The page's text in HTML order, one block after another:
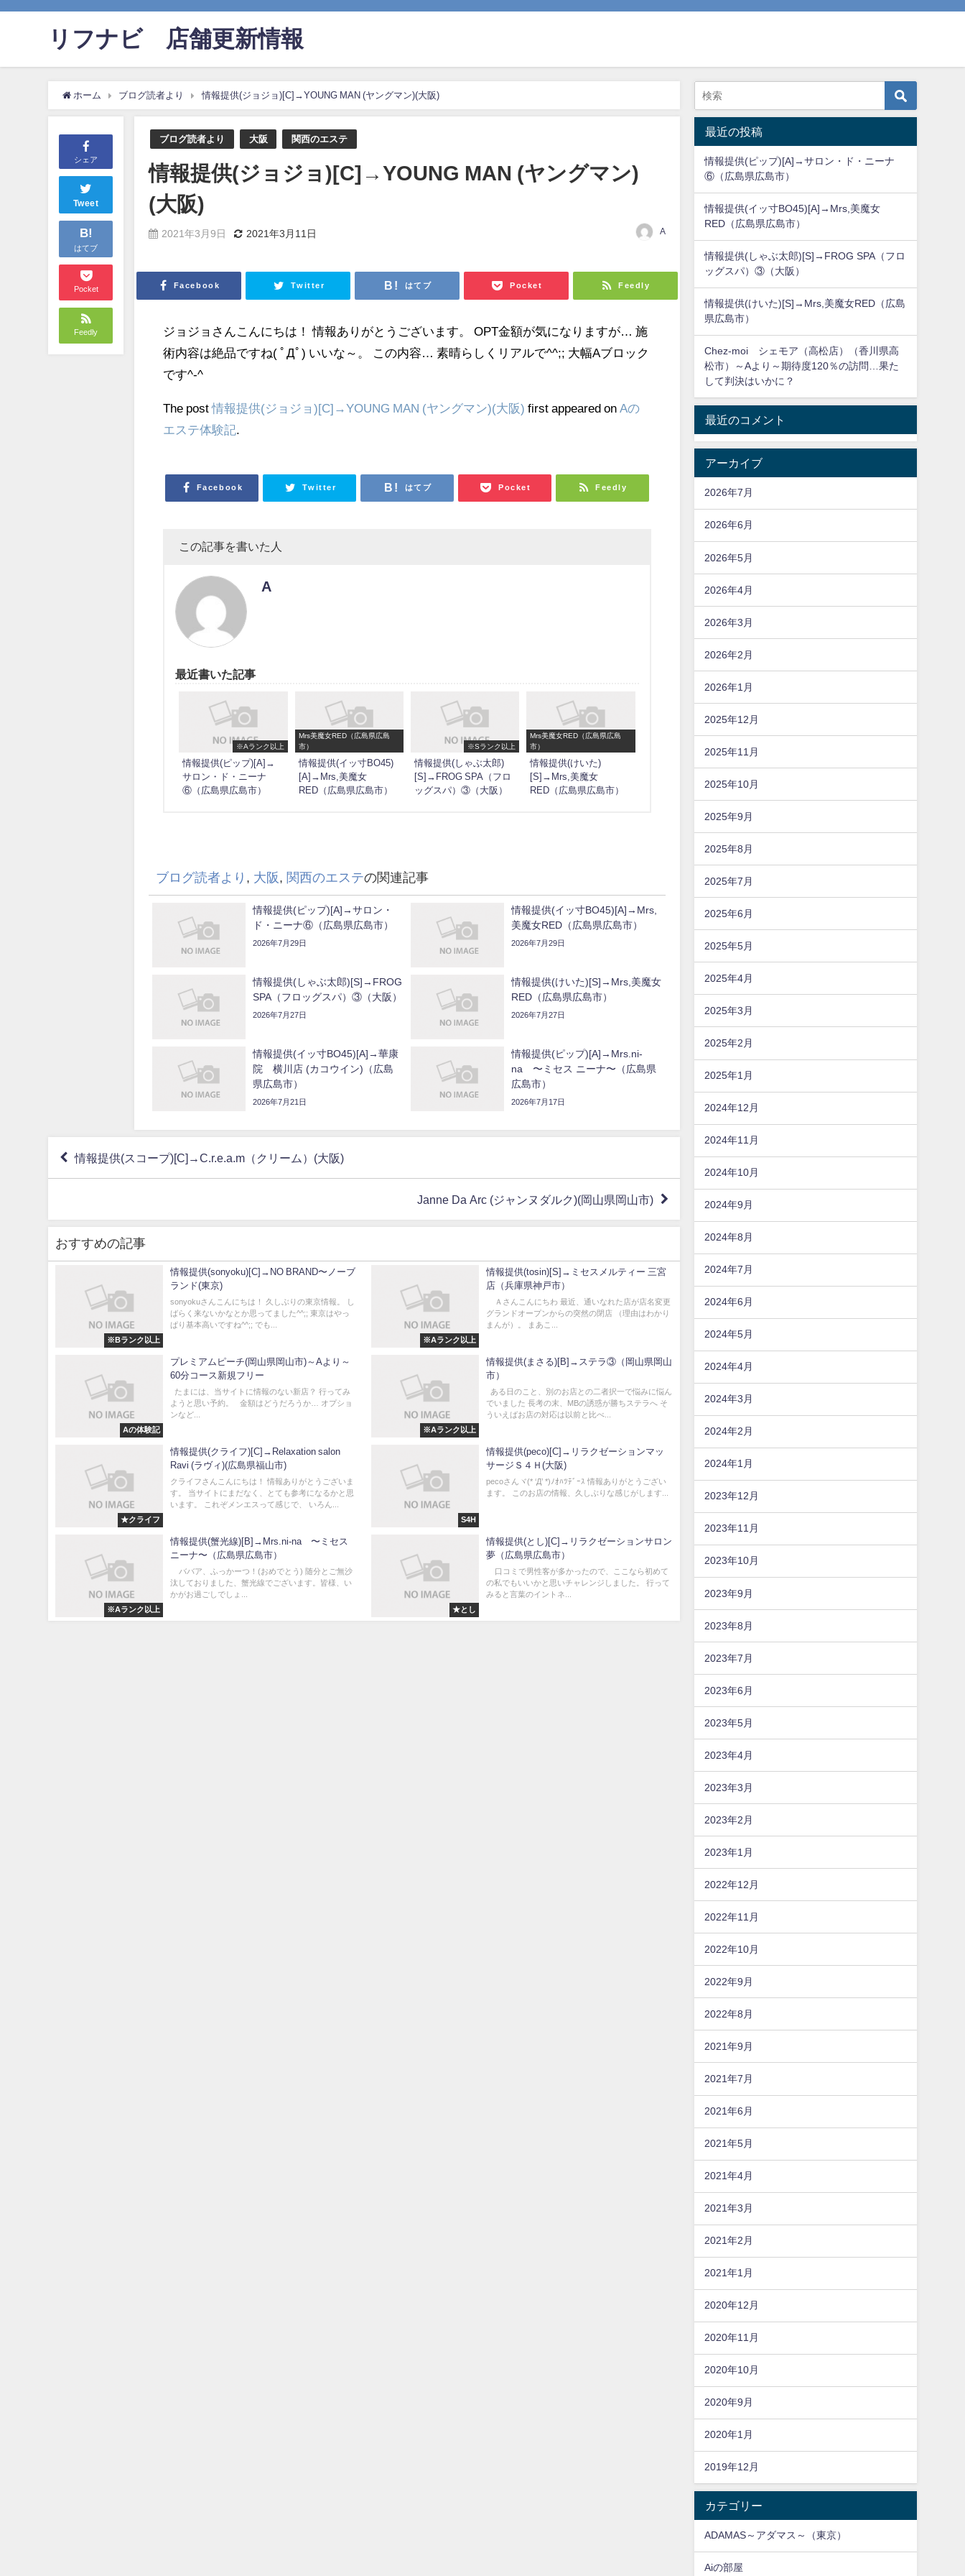
リフナビ®店舗更新情報
ホーム ブログ読者より 情報提供(ジョジョ)[C]→YOUNG MAN (ヤングマン)(大阪)
シェア
Tweet
B!
はてブ
Pocket
Feedly
ブログ読者より 大阪 関西のエステ
情報提供(ジョジョ)[C]→YOUNG MAN (ヤングマン)
(大阪)
2021年3月9日 2021年3月11日 A
Facebook Twitter はてブ Pocket Feedly
ジョジョさんこんにちは！ 情報ありがとうございます。 OPT金額が気になりますが… 施
術内容は絶品ですね( ﾟДﾟ) いいな～。 この内容… 素晴らしくリアルで^^;; 大幅Aブロック
です^-^
The post情報提供(ジョジョ)[C]→YOUNG MAN (ヤングマン)(大阪) first appeared on Aの
エステ体験記
Facebook Twitter はてブ Pocket Feedly
この記事を書いた人
A
最近書いた記事
※Aランク以上
情報提供(ピップ)[A]→
サロン・ド・ニーナ
⑥（広島県広島市）
Mrs美魔女RED（広島県広島
市）
情報提供(イッ寸BO45)
[A]→Mrs,美魔女
RED（広島県広島市）
※Sランク以上
情報提供(しゃぶ太郎)
[S]→FROG SPA（フロ
ッグスパ）③（大阪）
Mrs美魔女RED（広島県広島
市）
情報提供(けいた)
[S]→Mrs,美魔女
RED（広島県広島市）
ブログ読者より , 大阪, 関西のエステの関連記事
情報提供(ピップ)[A]→サロン・
ド・ニーナ⑥（広島県広島市）
2026年7月29日
情報提供(イッ寸BO45)[A]→Mrs,
美魔女RED（広島県広島市）
2026年7月29日
情報提供(しゃぶ太郎)[S]→FROG
SPA（フロッグスパ）③（大阪）
2026年7月27日
情報提供(けいた)[S]→Mrs,美魔女
RED（広島県広島市）
2026年7月27日
情報提供(イッ寸BO45)[A]→華康
院 横川店 (カコウイン)（広島
県広島市）
2026年7月21日
情報提供(ピップ)[A]→Mrs.ni-
na 〜ミセス ニーナ〜（広島県
広島市）
2026年7月17日
情報提供(スコープ)[C]→C.r.e.a.m（クリーム）(大阪)
Janne Da Arc (ジャンヌダルク)(岡山県岡山市)
おすすめの記事
※Bランク以上
情報提供(sonyoku)[C]→NO BRAND〜ノーブ
ランド(東京)
sonyokuさんこんにちは！ 久しぶりの東京情報。 し
ばらく来ないかなとか思ってました^^;; 東京はやっ
ぱり基本高いですね^^;; でも...
※Aランク以上
情報提供(tosin)[S]→ミセスメルティー 三宮
店（兵庫県神戸市）
Ａさんこんにちわ 最近、通いなれた店が店名変更
グランドオープンからの突然の閉店 （理由はわかり
まんが）。 まあこ...
Aの体験記
プレミアムピーチ(岡山県岡山市)～Aより～
60分コース新規フリー
たまには、当サイトに情報のない新店？ 行ってみ
ようと思い予約。 金額はどうだろうか… オプショ
ンなど...
※Aランク以上
情報提供(まさる)[B]→ステラ③（岡山県岡山
市）
ある日のこと、別のお店との二者択一で悩みに悩ん
でいました 長考の末、MBの誘惑が勝ちステラへ そ
ういえばお店の対応は以前と比べ...
★クライフ
情報提供(クライフ)[C]→Relaxation salon
Ravi (ラヴィ)(広島県福山市)
クライフさんこんにちは！ 情報ありがとうございま
す。 当サイトにまだなく、とても参考になるかと思
います。 これぞメンエスって感じで、 いろん...
S4H
情報提供(peco)[C]→リラクゼーションマッ
サージＳ４Ｈ(大阪)
pecoさんヾ(* ‘Д’ *)ﾉｵﾊﾂﾃﾞｰｽ 情報ありがとうござい
ます。 このお店の情報、久しぶりな感じがします...
※Aランク以上
情報提供(蟹光線)[B]→Mrs.ni-na 〜ミセス
ニーナ〜（広島県広島市）
ババア、ふっかーつ！(おめでとう) 随分とご無沙
汰しておりました、蟹光線でございます。皆様、い
かがお過ごしでしょ...
★とし
情報提供(とし)[C]→リラクゼーションサロン
夢（広島県広島市）
口コミで男性客が多かったので、ここなら初めて
の私でもいいかと思いチャレンジしました。 行って
みると言葉のイントネ...
最近の投稿
情報提供(ピップ)[A]→サロン・ド・ニーナ
⑥（広島県広島市）
情報提供(イッ寸BO45)[A]→Mrs,美魔女
RED（広島県広島市）
情報提供(しゃぶ太郎)[S]→FROG SPA（フロ
ッグスパ）③（大阪）
情報提供(けいた)[S]→Mrs,美魔女RED（広島
県広島市）
Chez-moi シェモア（高松店）（香川県高
松市）～Aより～期待度120％の訪問…果た
して判決はいかに？
最近のコメント
アーカイブ
2026年7月
2026年6月
2026年5月
2026年4月
2026年3月
2026年2月
2026年1月
2025年12月
2025年11月
2025年10月
2025年9月
2025年8月
2025年7月
2025年6月
2025年5月
2025年4月
2025年3月
2025年2月
2025年1月
2024年12月
2024年11月
2024年10月
2024年9月
2024年8月
2024年7月
2024年6月
2024年5月
2024年4月
2024年3月
2024年2月
2024年1月
2023年12月
2023年11月
2023年10月
2023年9月
2023年8月
2023年7月
2023年6月
2023年5月
2023年4月
2023年3月
2023年2月
2023年1月
2022年12月
2022年11月
2022年10月
2022年9月
2022年8月
2021年9月
2021年7月
2021年6月
2021年5月
2021年4月
2021年3月
2021年2月
2021年1月
2020年12月
2020年11月
2020年10月
2020年9月
2020年1月
2019年12月
カテゴリー
ADAMAS～アダマス～（東京）
Aiの部屋